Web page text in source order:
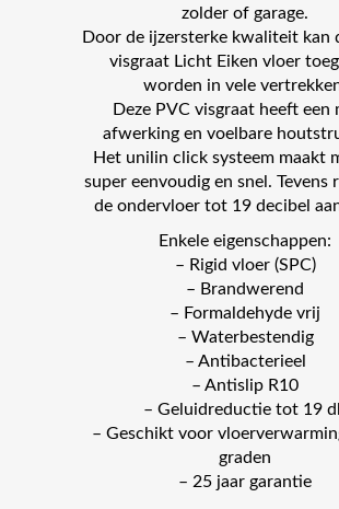
zolder of garage.
Door de ijzersterke kwaliteit kan
visgraat Licht Eiken vloer
worden in vele
Deze PVC visgraat heeft een
afwerking en voelbare
Het unilin click systeem maakt
super eenvoudig en snel. Tevens
de ondervloer tot 19 decibel
Enkele eigenschappen:
– Rigid vloer (SPC)
– Brandwerend
– Formaldehyde vrij
– Waterbestendig
– Antibacterieel
– Antislip R10
– Geluidreductie tot 19
– Geschikt voor
graden
– 25 jaar garantie